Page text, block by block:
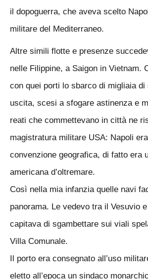
il dopoguerra, che aveva scelto
militare del Mediterraneo.
Altre simili flotte e presenze
nelle Filippine, a Saigon in Vietnam.
con quei porti lo sbarco di migliaia di
uscita, scesi a sfogare astinenza e
reati che commettevano in città ne
magistratura militare USA: Napoli
convenzione geografica, di fatto era
americana d’oltremare.
Così nella mia infanzia quelle navi
panorama. Le vedevo tra il Vesuvio
capitava di sgambettare sui viali
Villa Comunale.
Il porto era consegnato all’uso
eletto all’epoca un sindaco